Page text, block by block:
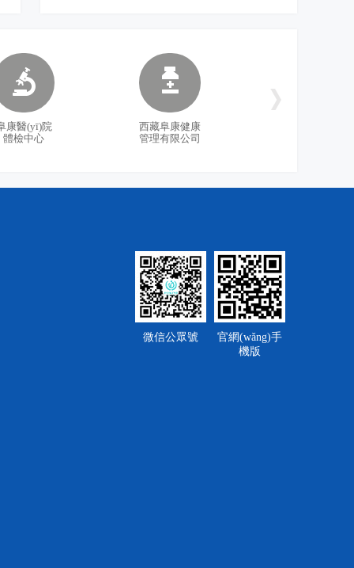
康醫(yī)院
體檢中心
西藏阜康健康
管理有限公司
微信公眾號
官網(wǎng)手
機版